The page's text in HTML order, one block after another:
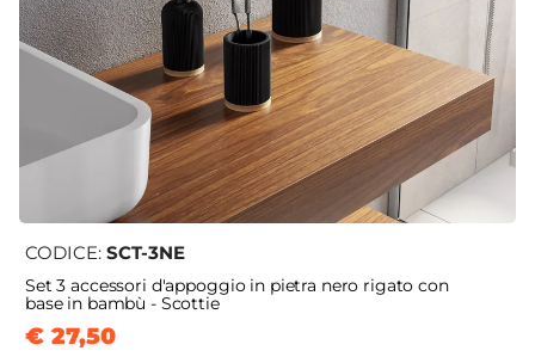
CODICE: SCT-3NE
Set 3 accessori d'appoggio in pietra nero rigato con
base in bambù - Scottie
€ 27,50